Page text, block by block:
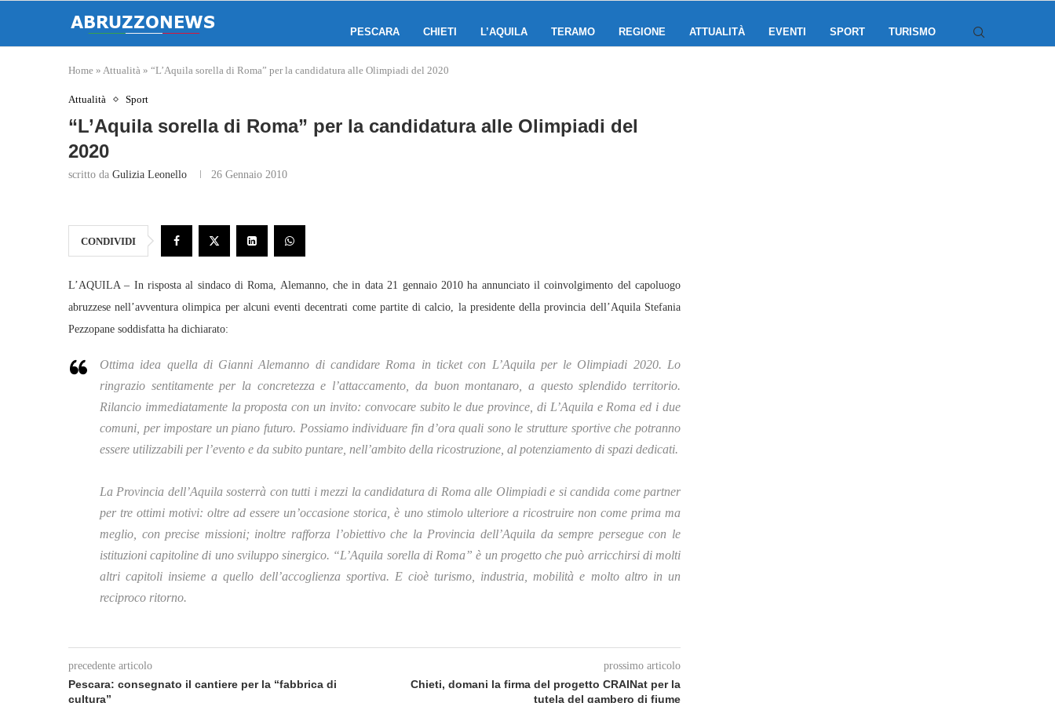
PESCARA CHIETI L’AQUILA TERAMO REGIONE ATTUALITÀ EVENTI SPORT TURISMO
Home » Attualità » “L’Aquila sorella di Roma” per la candidatura alle Olimpiadi del 2020
Attualità Sport
“L’Aquila sorella di Roma” per la candidatura alle Olimpiadi del
2020
scritto da Gulizia Leonello 26 Gennaio 2010
CONDIVIDI
L’AQUILA – In risposta al sindaco di Roma, Alemanno, che in data 21 gennaio 2010 ha annunciato il coinvolgimento del capoluogo
abruzzese nell’avventura olimpica per alcuni eventi decentrati come partite di calcio, la presidente della provincia dell’Aquila Stefania
Pezzopane soddisfatta ha dichiarato:
Ottima idea quella di Gianni Alemanno di candidare Roma in ticket con L’Aquila per le Olimpiadi 2020. Lo
ringrazio sentitamente per la concretezza e l’attaccamento, da buon montanaro, a questo splendido territorio.
Rilancio immediatamente la proposta con un invito: convocare subito le due province, di L’Aquila e Roma ed i due
comuni, per impostare un piano futuro. Possiamo individuare fin d’ora quali sono le strutture sportive che potranno
essere utilizzabili per l’evento e da subito puntare, nell’ambito della ricostruzione, al potenziamento di spazi dedicati.
La Provincia dell’Aquila sosterrà con tutti i mezzi la candidatura di Roma alle Olimpiadi e si candida come partner
per tre ottimi motivi: oltre ad essere un’occasione storica, è uno stimolo ulteriore a ricostruire non come prima ma
meglio, con precise missioni; inoltre rafforza l’obiettivo che la Provincia dell’Aquila da sempre persegue con le
istituzioni capitoline di uno sviluppo sinergico. “L’Aquila sorella di Roma” è un progetto che può arricchirsi di molti
altri capitoli insieme a quello dell’accoglienza sportiva. E cioè turismo, industria, mobilità e molto altro in un
reciproco ritorno.
precedente articolo
Pescara: consegnato il cantiere per la “fabbrica di
cultura”
prossimo articolo
Chieti, domani la firma del progetto CRAINat per la
tutela del gambero di fiume